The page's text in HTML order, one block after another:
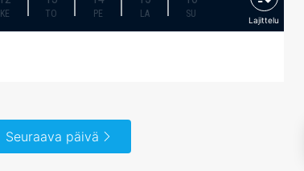
KE TO PE LA SU
Lajittelu
Seuraava päivä